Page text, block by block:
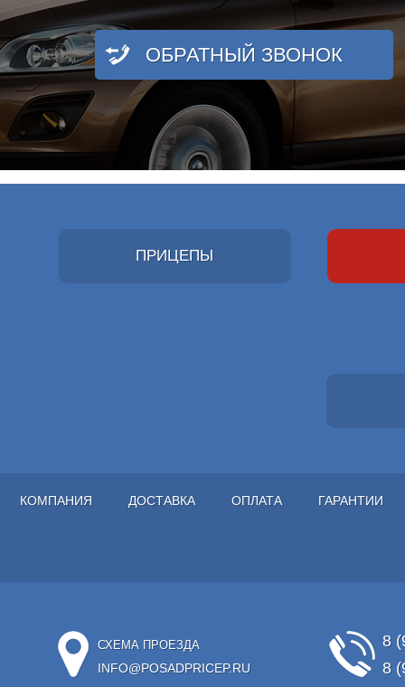
ОБРАТНЫЙ ЗВОНОК
ПРИЦЕПЫ
КОМПАНИЯ ДОСТАВКА ОПЛАТА ГАРАНТИИ
СХЕМА ПРОЕЗДА
INFO@POSADPRICEP.RU
8
8